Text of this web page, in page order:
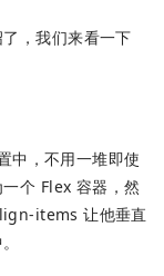
，我们来看一下
中，不用一堆即使
个 Flex 容器，然
items 让他垂直